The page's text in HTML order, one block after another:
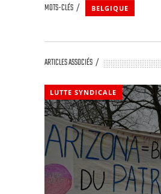
MOTS-CLÉS BELGIQUE
ARTICLES ASSOCIÉS
LUTTE SYNDICALE